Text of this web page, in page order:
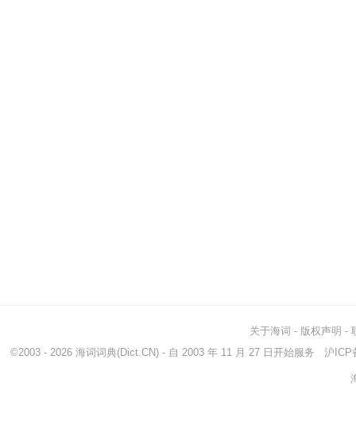
关于海词 - 版权声明 -
©2003 - 2026 海词词典(Dict.CN) - 自 2003 年 11 月 27 日开始服务 沪ICP